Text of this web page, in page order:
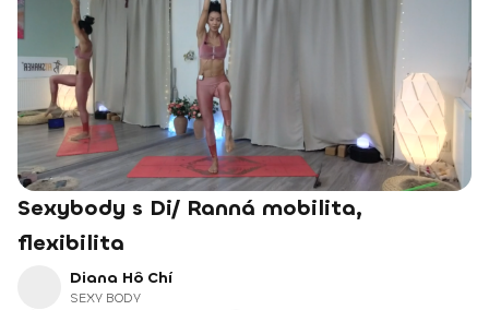
Sexybody s Di/ Ranná mobilita,
flexibilita
Diana Hô Chí
SEXY BODY